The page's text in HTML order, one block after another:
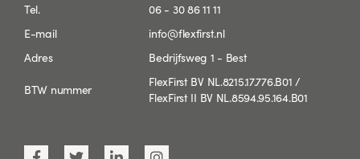
Tel.
06 - 30 86 11 11
E-mail
info@flexfirst.nl
Adres
Bedrijfsweg 1 - Best
BTW nummer
FlexFirst BV NL.8215.17.776.B01 /
FlexFirst II BV NL.8594.95.164.B01